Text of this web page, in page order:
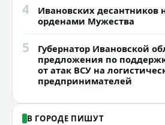
4
Ивановских десантников
орденами Мужества
5
Губернатор Ивановской
предложения по
от атак ВСУ на
предпринимателей
В ГОРОДЕ ПИШУТ